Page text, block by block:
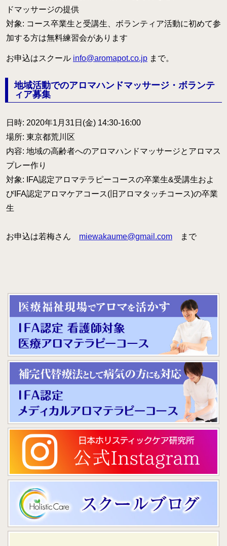
ドマッサージの提供
対象: コース卒業生と受講生、ボランティア活動に初めて参
加する方は無料練習会があります
お申込はスクール info@aromapot.co.jp まで。
地域活動でのアロマハンドマッサージ・ボランテ
ィア募集
日時: 2020年1月31日(金) 14:30-16:00
場所: 東京都荒川区
内容: 地域の高齢者へのアロマハンドマッサージとアロマス
プレー作り
対象: IFA認定アロマテラピーコースの卒業生&受講生およ
びIFA認定アロマケアコース(旧アロマタッチコース)の卒業
生
お申込は若梅さん miewakaume@gmail.com まで